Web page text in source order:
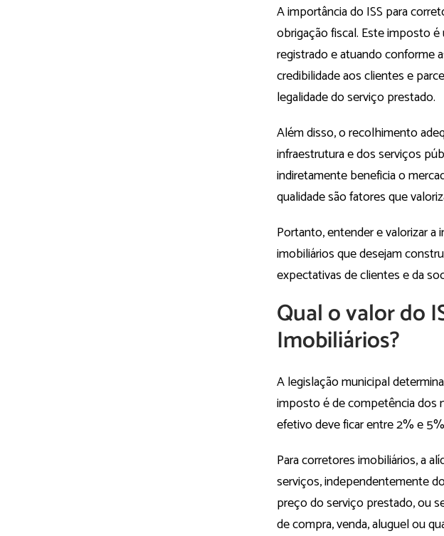
A importância do ISS para
obrigação fiscal. Este imposto
registrado e atuando conforme
credibilidade aos clientes e
legalidade do serviço prestado.
Além disso, o recolhimento
infraestrutura e dos serviços
indiretamente beneficia o
qualidade são fatores que
Portanto, entender e valorizar a
imobiliários que desejam
expectativas de clientes e da
Qual o valor do
Imobiliários?
A legislação municipal
imposto é de competência dos
efetivo deve ficar entre 2% e
Para corretores imobiliários, a
serviços, independentemente
preço do serviço prestado, ou
de compra, venda, aluguel ou